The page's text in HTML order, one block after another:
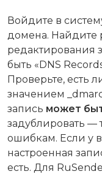
Войдите в
домена. Найдите
редактирования
быть «DNS
Проверьте, есть
значением
запись может
задублировать —
ошибкам. Если у
настроенная
есть. Для